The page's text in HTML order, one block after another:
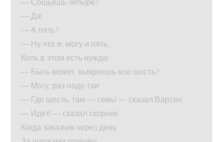
— Да!
— А пять?
— Ну что ж, могу и пять,
Коль в этом есть нужда!
— Быть может, выкроешь все шесть?
— Могу, раз надо так!
— Где шесть, там — семь! — сказал Вартан.
— Идёт! — сказал скорняк.
Когда заказчик через день